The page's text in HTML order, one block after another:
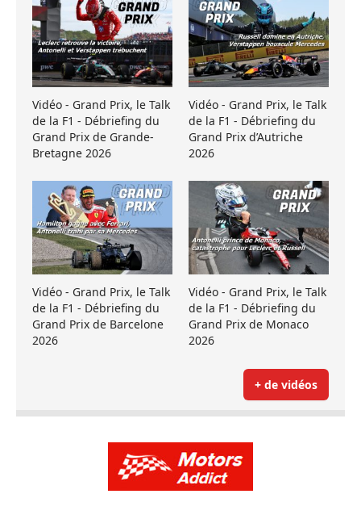
Vidéo - Grand Prix, le Talk
de la F1 - Débriefing du
Grand Prix de Grande-
Bretagne 2026
Vidéo - Grand Prix, le Talk
de la F1 - Débriefing du
Grand Prix d’Autriche
2026
Vidéo - Grand Prix, le Talk
de la F1 - Débriefing du
Grand Prix de Barcelone
2026
Vidéo - Grand Prix, le Talk
de la F1 - Débriefing du
Grand Prix de Monaco
2026
+ de vidéos